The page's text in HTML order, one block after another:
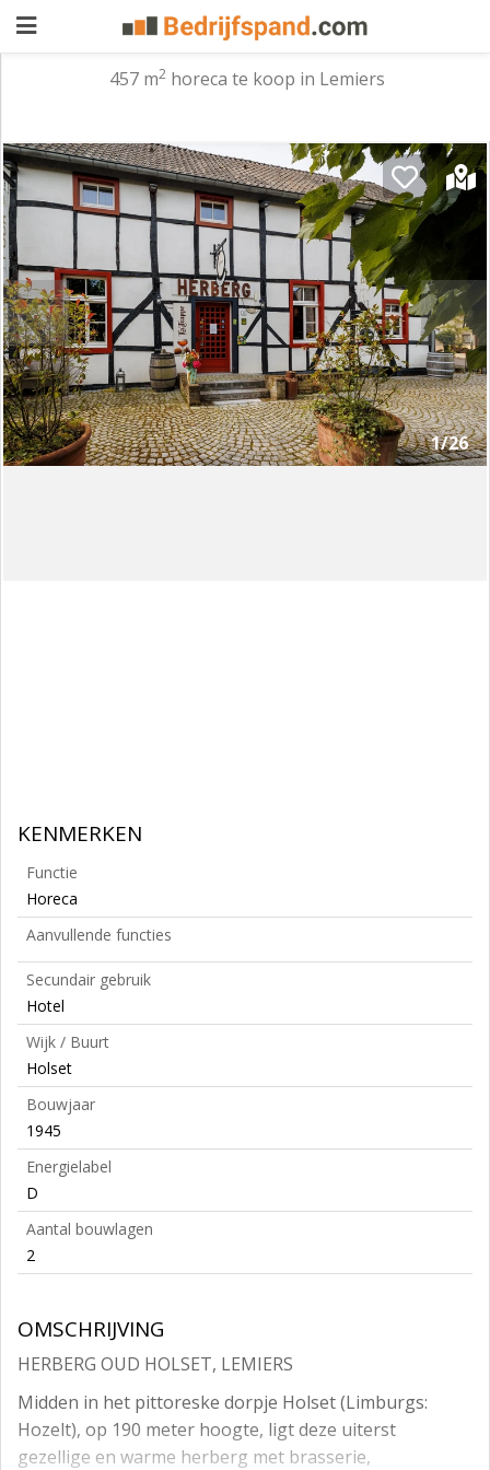
aanbieden
Pand
zoeken
Waarom
adverteren
Premium
adverteren
Blog
Registreren
Login
457 m2 horeca te koop in Lemiers
1/26
KENMERKEN
Functie
Horeca
Aanvullende functies
Secundair gebruik
Hotel
Wijk / Buurt
Holset
Bouwjaar
1945
Energielabel
D
Aantal bouwlagen
2
OMSCHRIJVING
HERBERG OUD HOLSET, LEMIERS
Midden in het pittoreske dorpje Holset (Limburgs:
Hozelt), op 190 meter hoogte, ligt deze uiterst
gezellige en warme herberg met brasserie,